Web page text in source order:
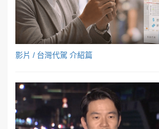
影片 / 台灣代駕 介紹篇